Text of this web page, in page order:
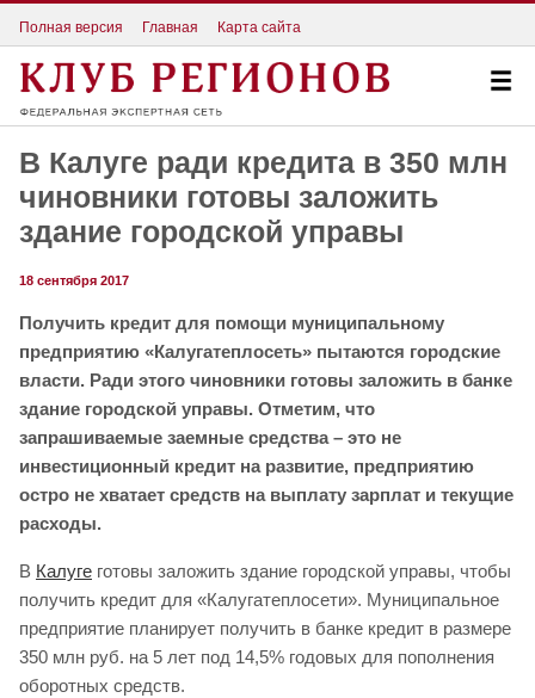
Полная версия Главная Карта сайта
В Калуге ради кредита в 350 млн
чиновники готовы заложить
здание городской управы
18 сентября 2017
Получить кредит для помощи муниципальному
предприятию «Калугатеплосеть» пытаются городские
власти. Ради этого чиновники готовы заложить в банке
здание городской управы. Отметим, что
запрашиваемые заемные средства – это не
инвестиционный кредит на развитие, предприятию
остро не хватает средств на выплату зарплат и текущие
расходы.
В Калуге готовы заложить здание городской управы, чтобы
получить кредит для «Калугатеплосети». Муниципальное
предприятие планирует получить в банке кредит в размере
350 млн руб. на 5 лет под 14,5% годовых для пополнения
оборотных средств.